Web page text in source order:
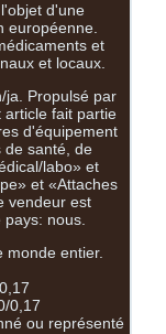
d'une
européenne.
et
et locaux.
ja. Propulsé par
article fait partie
d'équipement
de santé, de
labo» et
et «Attaches
vendeur est
pays: nous.
monde entier.
0,17
ou représenté